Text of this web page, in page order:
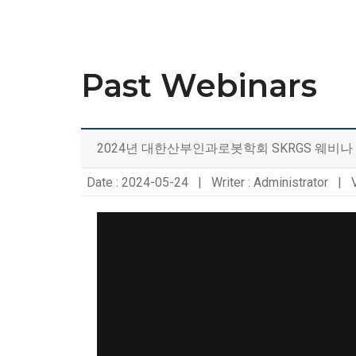
Past Webinars
2024년 대한산부인과로봇학회 SKRGS 웨비
Date : 2024-05-24 | Writer : Administrator |